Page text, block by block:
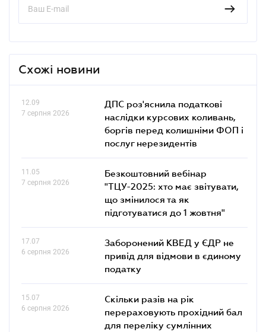
Схожі новини
12.09
7 серпня 2026
ДПС роз'яснила податкові
наслідки курсових коливань,
боргів перед колишніми ФОП і
послуг нерезидентів
11.05
7 серпня 2026
Безкоштовний вебінар
"ТЦУ-2025: хто має звітувати,
що змінилося та як
підготуватися до 1 жовтня"
17.07
6 серпня 2026
Заборонений КВЕД у ЄДР не
привід для відмови в єдиному
податку
15.07
6 серпня 2026
Скільки разів на рік
перераховують прохідний бал
для переліку сумлінних